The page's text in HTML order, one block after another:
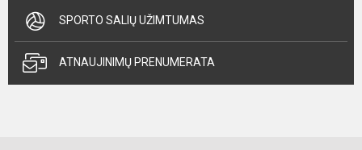
SPORTO SALIŲ UŽIMTUMAS
ATNAUJINIMŲ PRENUMERATA